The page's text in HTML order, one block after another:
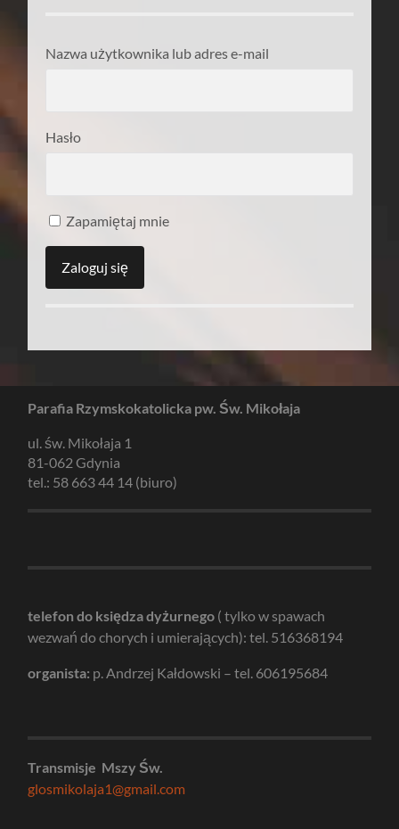
Nazwa użytkownika lub adres e-mail
Hasło
Zapamiętaj mnie
Parafia Rzymskokatolicka pw. Św. Mikołaja
ul. św. Mikołaja 1
81-062 Gdynia
tel.: 58 663 44 14 (biuro)
telefon do księdza dyżurnego ( tylko w spawach
wezwań do chorych i umierających): tel. 516368194
organista: p. Andrzej Kałdowski – tel. 606195684
Transmisje Mszy Św.
glosmikolaja1@gmail.com